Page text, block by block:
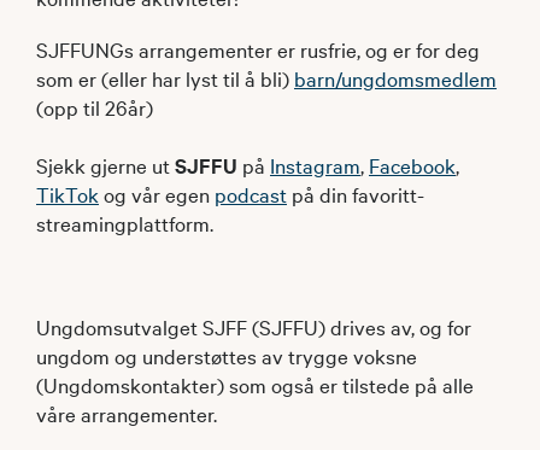
SJFFUNGs arrangementer er rusfrie, og er for deg
som er (eller har lyst til å bli) barn/ungdomsmedlem
(opp til 26år)
Sjekk gjerne utSJFFU på Instagram, Facebook,
TikTok og vår egen podcast på din favoritt-
streamingplattform.
Ungdomsutvalget SJFF (SJFFU) drives av, og for
ungdom og understøttes av trygge voksne
(Ungdomskontakter) som også er tilstede på alle
våre arrangementer.